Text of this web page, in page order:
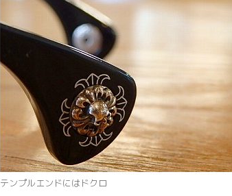
テンプルエンドにはドクロ